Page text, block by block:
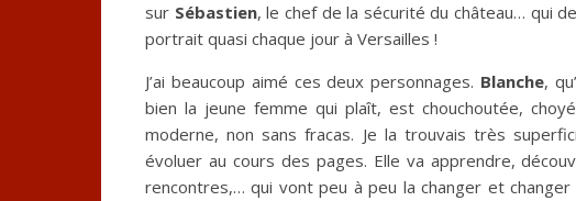
sur Sébastien, le chef de la sécurité du château… qui
portrait quasi chaque jour à Versailles !
J’ai beaucoup aimé ces deux personnages. Blanche,
bien la jeune femme qui plaît, est chouchoutée,
moderne, non sans fracas. Je la trouvais très
évoluer au cours des pages. Elle va apprendre,
rencontres,… qui vont peu à peu la changer et